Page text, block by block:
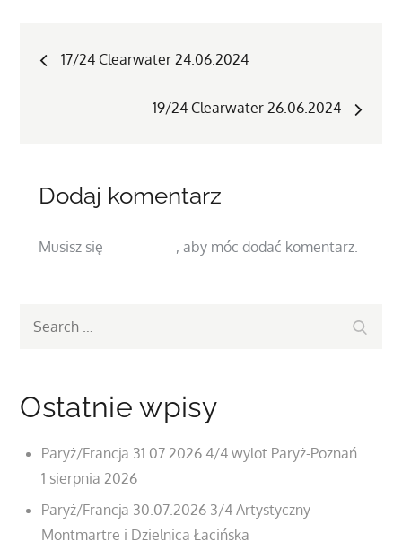
Nawigacja
17/24 Clearwater 24.06.2024
19/24 Clearwater 26.06.2024
Dodaj komentarz
Musisz się , aby móc dodać komentarz.
Ostatnie wpisy
Paryż/Francja 31.07.2026 4/4 wylot Paryż-Poznań
1 sierpnia 2026
Paryż/Francja 30.07.2026 3/4 Artystyczny
Montmartre i Dzielnica Łacińska